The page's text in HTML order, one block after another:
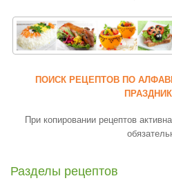
ПОИСК РЕЦЕПТОВ ПО
При копировании рецептов
Разделы рецептов